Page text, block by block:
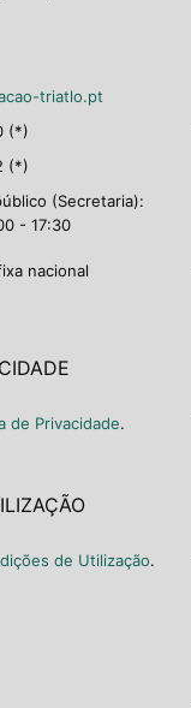
triatlo.pt
(*)
(*)
(Secretaria):
- 17:30
nacional
de Privacidade.
de Utilização.